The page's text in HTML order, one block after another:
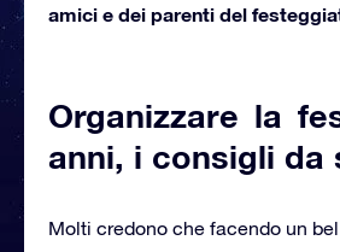
amici e dei parenti del
Organizzare la
anni, i consigli da
Molti credono che facendo un bel